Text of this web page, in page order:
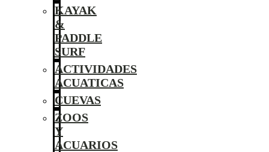
KAYAK
&
PADDLE
SURF
ACTIVIDADES
ACUATICAS
CUEVAS
ZOOS
Y
ACUARIOS